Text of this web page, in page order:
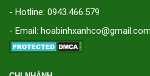
- Hotline: 0943.466.579
- Email: hoabinhxanhco@gmail.com